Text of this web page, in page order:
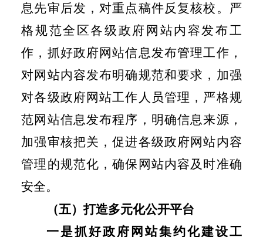
息先审后发，对重点稿件反复核校。严
格规范全区各级政府网站内容发布工
作，抓好政府网站信息发布管理工作，
对网站内容发布明确规范和要求，加强
对各级政府网站工作人员管理，严格规
范网站信息发布程序，明确信息来源，
加强审核把关，促进各级政府网站内容
管理的规范化，确保网站内容及时准确
安全。
（五）打造多元化公开平台
一是抓好政府网站集约化建设工